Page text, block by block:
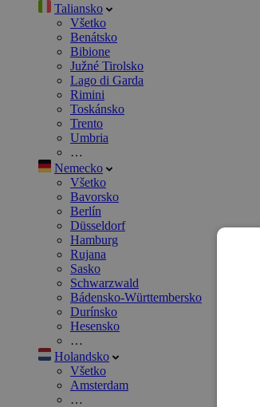
Taliansko
Všetko
Benátsko
Bibione
Južné Tirolsko
Lago di Garda
Rimini
Toskánsko
Trento
Umbria
…
Nemecko
Všetko
Bavorsko
Berlín
Düsseldorf
Hamburg
Rujana
Sasko
Schwarzwald
Bádensko-Württembersko
Durínsko
Hesensko
…
Holandsko
Všetko
Amsterdam
…